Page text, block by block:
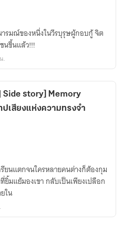
รมณ์ของหนึ่งในวีรบุรุษผู้กอบกู้ จิต
ขึ้นแล้ว!!!
.
Side story] Memory
เสียงแห่งความทรงจำ
รียนแตกจนใครหลายคนต่างก็ต้องกุม
ยิ้มแย้มองเขา กลับเป็นเพียงเปลือก
ใน